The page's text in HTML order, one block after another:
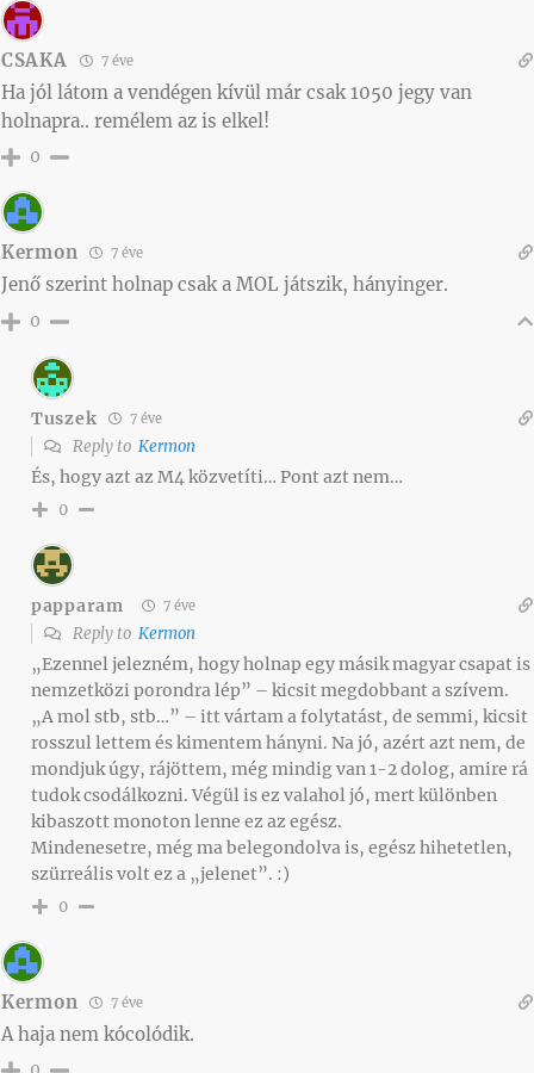
CSAKA 7 éve
Ha jól látom a vendégen kívül már csak 1050 jegy van
holnapra.. remélem az is elkel!
0
Kermon 7 éve
Jenő szerint holnap csak a MOL játszik, hányinger.
0
Tuszek 7 éve
Reply to Kermon
És, hogy azt az M4 közvetíti… Pont azt nem…
0
papparam 7 éve
Reply to Kermon
„Ezennel jelezném, hogy holnap egy másik magyar csapat is
nemzetközi porondra lép” – kicsit megdobbant a szívem.
„A mol stb, stb…” – itt vártam a folytatást, de semmi, kicsit
rosszul lettem és kimentem hányni. Na jó, azért azt nem, de
mondjuk úgy, rájöttem, még mindig van 1-2 dolog, amire rá
tudok csodálkozni. Végül is ez valahol jó, mert különben
kibaszott monoton lenne ez az egész.
Mindenesetre, még ma belegondolva is, egész hihetetlen,
szürreális volt ez a „jelenet”. :)
0
Kermon 7 éve
A haja nem kócolódik.